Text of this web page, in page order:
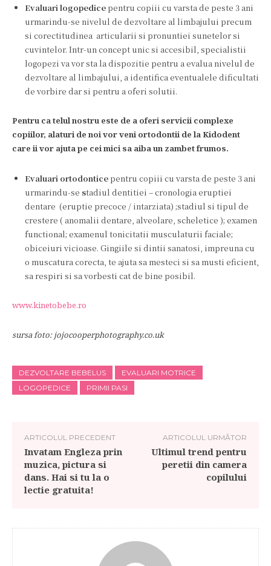
Evaluari logopedicepentru copiii cu varsta de peste 3 ani
urmarindu-se nivelul de dezvoltare al limbajului precum
si corectitudinea articularii si pronuntiei sunetelor si
cuvintelor. Intr-un concept unic si accesibil, specialistii
logopezi va vor sta la dispozitie pentru a evalua nivelul de
dezvoltare al limbajului, a identifica eventualele dificultati
de vorbire dar si pentru a oferi solutii.
Pentru ca telul nostru este de a oferi servicii complexe
copiilor, alaturi de noi vor veni ortodontii de la Kidodent
care ii vor ajuta pe cei mici sa aiba un zambet frumos.
Evaluari ortodonticepentru copiii cu varsta de peste 3 ani
urmarindu-se stadiul dentitiei – cronologia eruptiei
dentare (eruptie precoce / intarziata) ;stadiul si tipul de
crestere ( anomalii dentare, alveolare, scheletice ); examen
functional; examenul tonicitatii musculaturii faciale;
obiceiuri vicioase. Gingiile si dintii sanatosi, impreuna cu
o muscatura corecta, te ajuta sa mesteci si sa musti eficient,
sa respiri si sa vorbesti cat de bine posibil.
www.kinetobebe.ro
sursa foto: jojocooperphotography.co.uk
DEZVOLTARE BEBELUS
EVALUARI MOTRICE
LOGOPEDICE
PRIMII PASI
ARTICOLUL PRECEDENT
Invatam Engleza prin
muzica, pictura si
dans. Hai si tu la o
lectie gratuita!
ARTICOLUL URMĂTOR
Ultimul trend pentru
peretii din camera
copilului